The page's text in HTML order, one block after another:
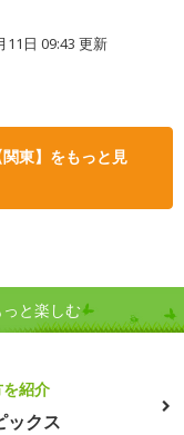
11日 09:43 更新
東】をもっと見
と楽しむ
紹介
ックス